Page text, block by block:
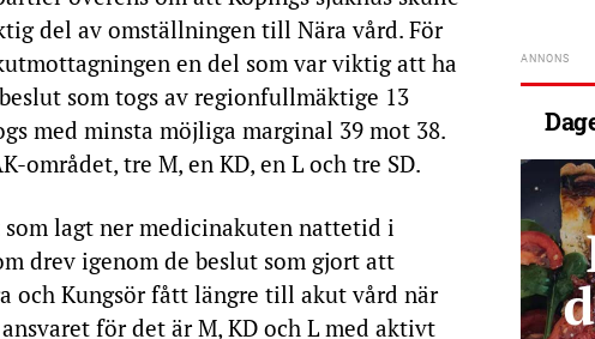
del av omställningen till Nära vård. För
en del som var viktig att ha
som togs av regionfullmäktige 13
med minsta möjliga marginal 39 mot 38.
området, tre M, en KD, en L och tre SD.
lagt ner medicinakuten nattetid i
drev igenom de beslut som gjort att
och Kungsör fått längre till akut vård när
för det är M, KD och L med aktivt